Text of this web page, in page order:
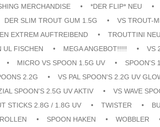
MERCHANDISE *DER FLIP* NEU
DER SLIM TROUT GUM 1.5G VS TROUT-
EXTREM AUFTREIBEND TROUTTINI
UL FISCHEN MEGA ANGEBOT!!!!!
VS
MICRO VS SPOON 1.5G UV SPOON'S
2.2G VS PAL SPOON'S 2.2G UV
SPOON'S 2.5G UV AKTIV VS WAVE
STICKS 2.8G / 1.8G UV TWISTER
ROLLEN SPOON HAKEN WOBBLER